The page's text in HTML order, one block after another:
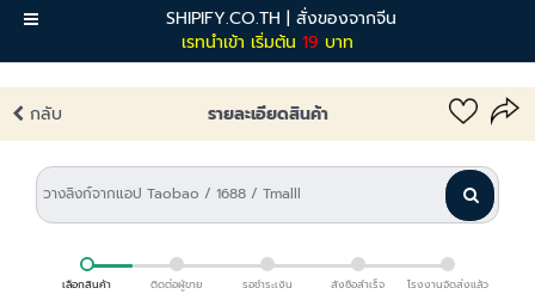
SHIPIFY.CO.TH | สั่งของจากจีน
เรทนำเข้า เริ่มต้น 19 บาท
เมนู
กลับ รายละเอียดสินค้า
เลือกสินค้า ติดต่อผู้ขาย รอชำระเงิน สั่งซื้อสำเร็จ โรงงานจัดส่งแล้ว